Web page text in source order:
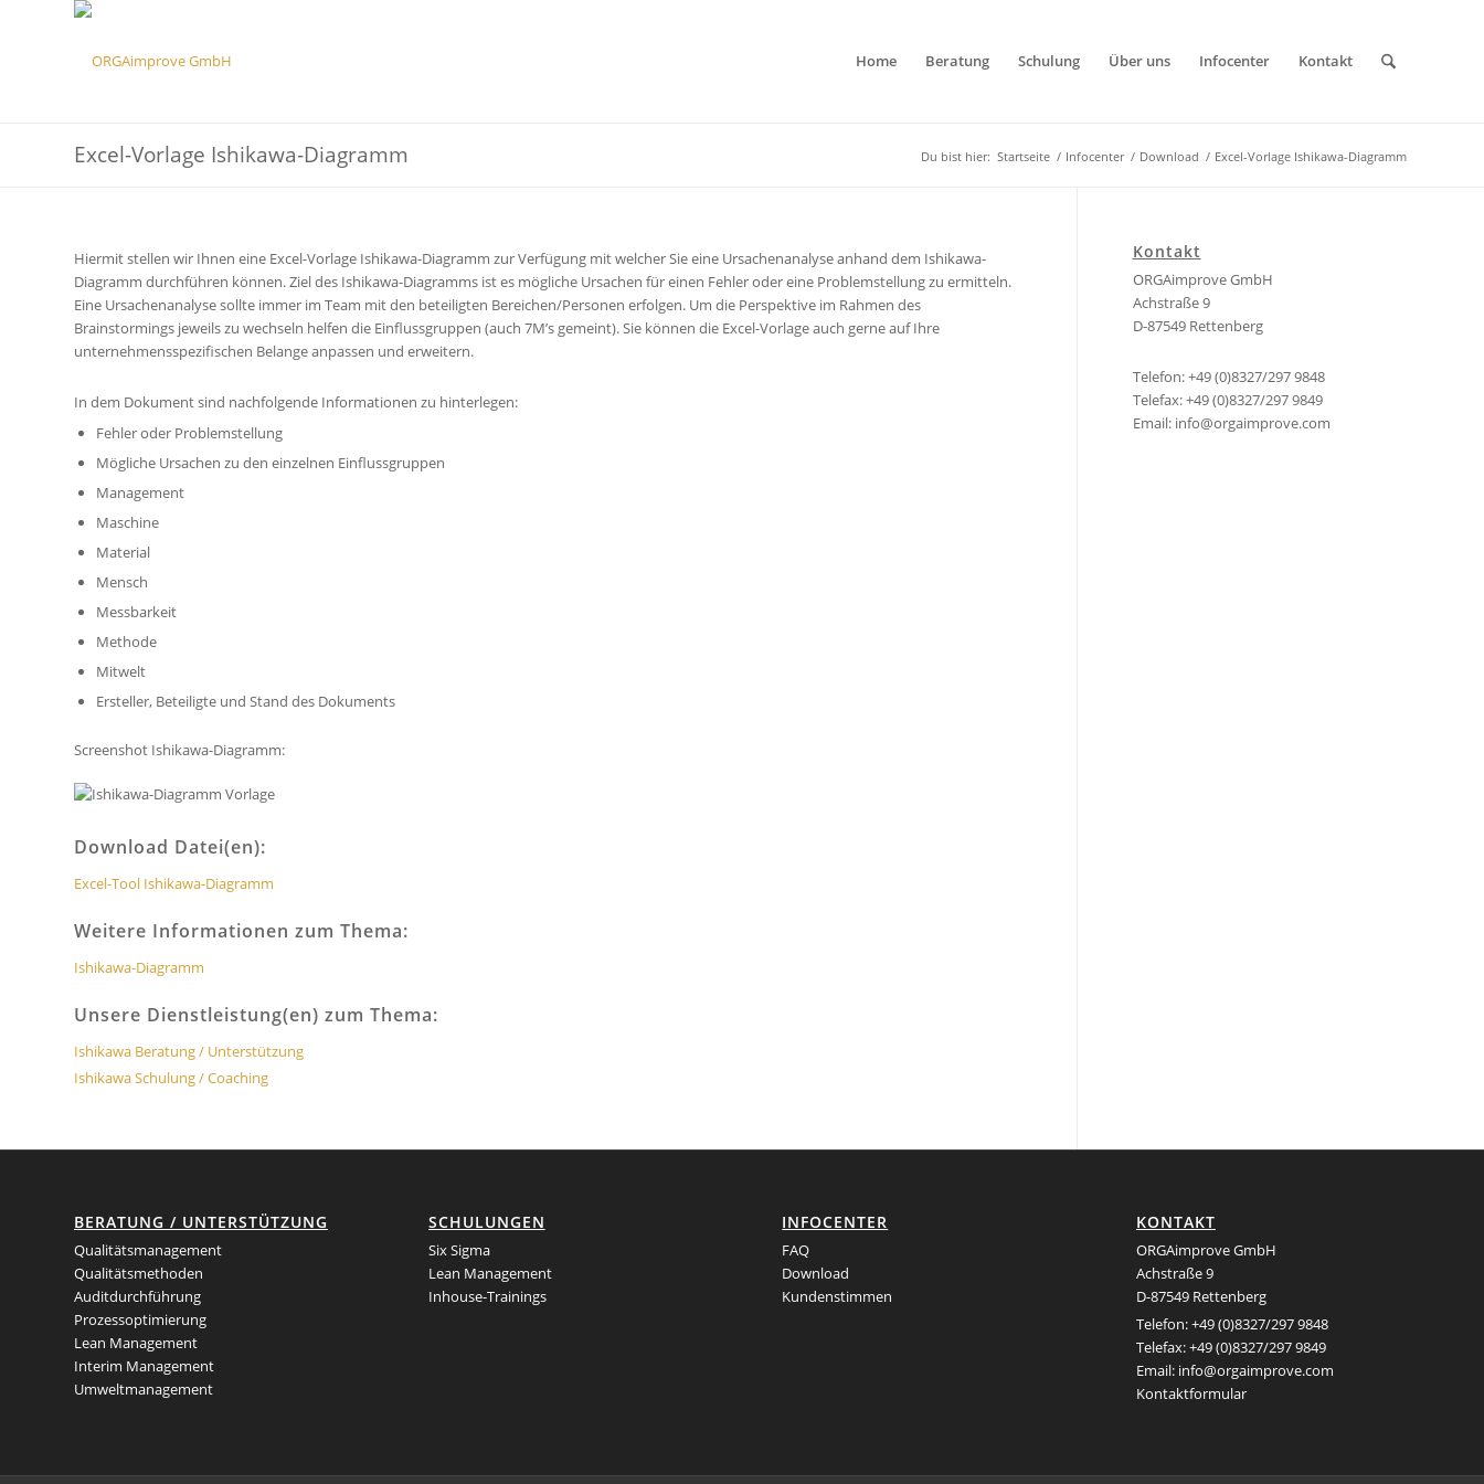
Home Beratung Schulung Über uns Infocenter Kontakt
Excel-Vorlage Ishikawa-Diagramm Du bist hier: Startseite / Infocenter / Download / Excel-Vorlage Ishikawa-Diagramm
Hiermit stellen wir Ihnen eine Excel-Vorlage Ishikawa-Diagramm zur Verfügung mit welcher Sie eine Ursachenanalyse anhand dem Ishikawa-
Diagramm durchführen können. Ziel des Ishikawa-Diagramms ist es mögliche Ursachen für einen Fehler oder eine Problemstellung zu ermitteln.
Eine Ursachenanalyse sollte immer im Team mit den beteiligten Bereichen/Personen erfolgen. Um die Perspektive im Rahmen des
Brainstormings jeweils zu wechseln helfen die Einflussgruppen (auch 7M’s gemeint). Sie können die Excel-Vorlage auch gerne auf Ihre
unternehmensspezifischen Belange anpassen und erweitern.
In dem Dokument sind nachfolgende Informationen zu hinterlegen:
Fehler oder Problemstellung
Mögliche Ursachen zu den einzelnen Einflussgruppen
Management
Maschine
Material
Mensch
Messbarkeit
Methode
Mitwelt
Ersteller, Beteiligte und Stand des Dokuments
Screenshot Ishikawa-Diagramm:
Download Datei(en):
Excel-Tool Ishikawa-Diagramm
Weitere Informationen zum Thema:
Ishikawa-Diagramm
Unsere Dienstleistung(en) zum Thema:
Ishikawa Beratung / Unterstützung
Ishikawa Schulung / Coaching
Kontakt
ORGAimprove GmbH
Achstraße 9
D-87549 Rettenberg
Telefon: +49 (0)8327/297 9848
Telefax: +49 (0)8327/297 9849
Email: info@orgaimprove.com
BERATUNG / UNTERSTÜTZUNG
Qualitätsmanagement
Qualitätsmethoden
Auditdurchführung
Prozessoptimierung
Lean Management
Interim Management
Umweltmanagement
SCHULUNGEN
Six Sigma
Lean Management
Inhouse-Trainings
INFOCENTER
FAQ
Download
Kundenstimmen
KONTAKT
ORGAimprove GmbH
Achstraße 9
D-87549 Rettenberg
Telefon: +49 (0)8327/297 9848
Telefax: +49 (0)8327/297 9849
Email: info@orgaimprove.com
Kontaktformular